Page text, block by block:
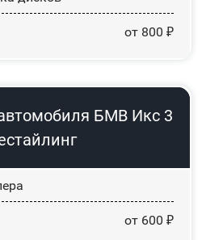
от 800 ₽
БМВ Икс 3
от 600 ₽